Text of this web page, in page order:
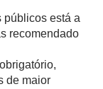
públicos está a
recomendado
de maior